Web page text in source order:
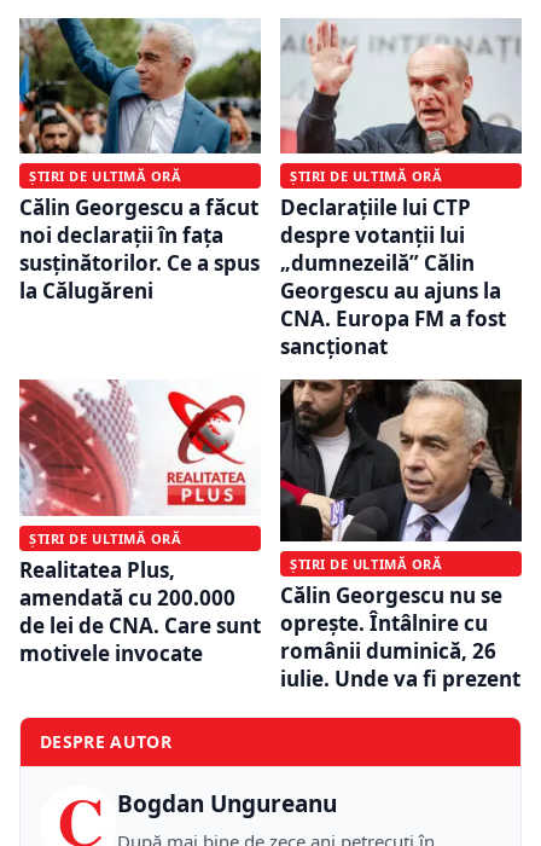
ȘTIRI DE ULTIMĂ ORĂ
Călin Georgescu a făcut
noi declarații în fața
susținătorilor. Ce a spus
la Călugăreni
ȘTIRI DE ULTIMĂ ORĂ
Declarațiile lui CTP
despre votanții lui
„dumnezeilă” Călin
Georgescu au ajuns la
CNA. Europa FM a fost
sancționat
ȘTIRI DE ULTIMĂ ORĂ
Realitatea Plus,
amendată cu 200.000
de lei de CNA. Care sunt
motivele invocate
ȘTIRI DE ULTIMĂ ORĂ
Călin Georgescu nu se
oprește. Întâlnire cu
românii duminică, 26
iulie. Unde va fi prezent
DESPRE AUTOR
C Bogdan Ungureanu
După mai bine de zece ani petrecuţi în